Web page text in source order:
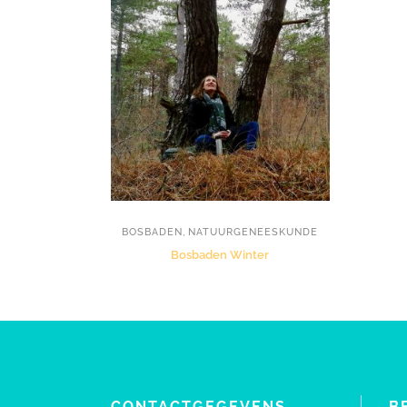
BOSBADEN NATUURGENEESKUNDE
Bosbaden Winter